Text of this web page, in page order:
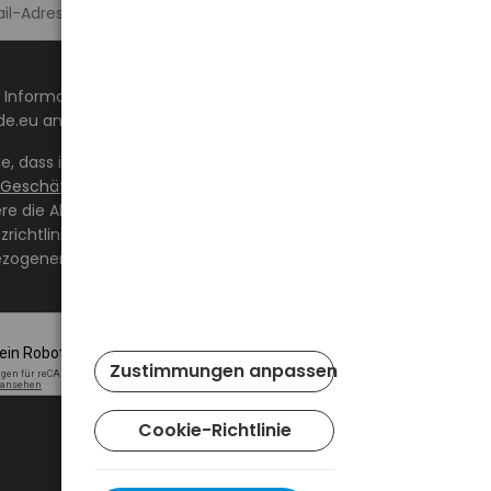
über Neuheiten und Aktionen auf
an die angegebene E-Mail-Adresse erhalten.
dass ich den Inhalt gelesen habe und ihn akzeptiere
die Allgemeinen Geschäftsbedingungen sowie die
und stimme der Verarbeitung meiner
Daten zu den darin angegebenen Bedingungen
Zustimmungen anpassen
Cookie-Richtlinie